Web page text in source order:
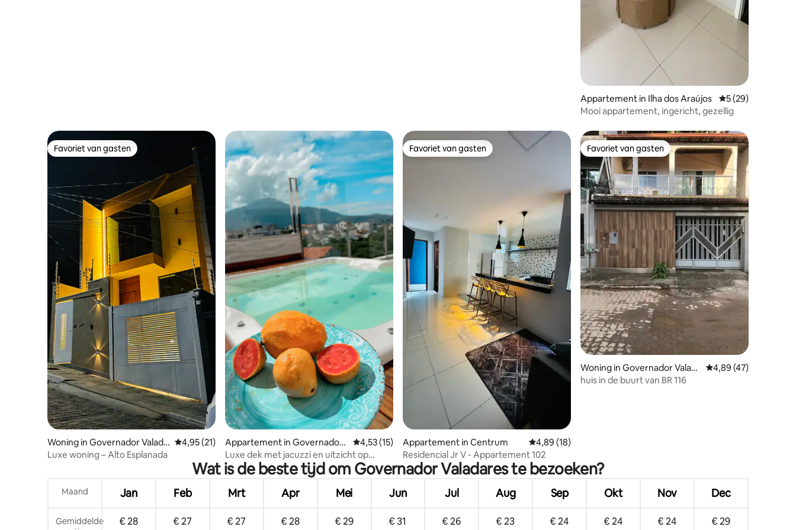
Appartement in Ilha dos Araújos Gemiddelde
5 (29)
Mooi appartement, ingericht, gezellig
Favoriet van gasten
Favoriet van gasten
Woning in Governador Valada
res
Gemiddelde beoordeling van 4,95 uit 5, 21 recensies
4,95 (21)
Luxe woning – Alto Esplanada
Appartement in Governador
Valadares
Gemiddelde beoordeling van 4,53 uit 5, 15 recensies
4,53 (15)
Luxe dek met jacuzzi en uitzicht op
Ibituruna
Favoriet van gasten
Favoriet van gasten
Appartement in Centrum Gemiddelde beoordeling van 4,89 uit 5, 18 recensies
4,89 (18)
Residencial Jr V - Appartement 102
Favoriet van gasten
Favoriet van gasten
Woning in Governador Valada
res
Gemiddelde
4,89 (47)
huis in de buurt van BR 116
Wat is de beste tijd om Governador Valadares te bezoeken?
Maand Jan Feb Mrt Apr Mei Jun Jul Aug Sep Okt Nov Dec
Gemiddelde
€ 28 € 27 € 27 € 28 € 29 € 31 € 26 € 23 € 24 € 24 € 24 € 29